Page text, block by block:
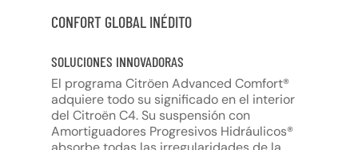
CONFORT GLOBAL INÉDITO
SOLUCIONES INNOVADORAS
El programa Citröen Advanced Comfort®
adquiere todo su significado en el interior
del Citroën C4. Su suspensión con
Amortiguadores Progresivos Hidráulicos®